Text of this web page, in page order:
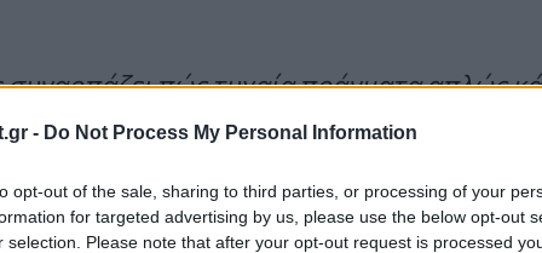
- Do Not Process My Personal Information
opt-out of the sale, sharing to third parties, or processing of your
for targeted advertising by us, please use the below opt-out
selection. Please note that after your opt-out request is processed
πώς τυχαία πράγματα απλώς
μέσα στο σκοτάδι για χρόνια χωρίς να